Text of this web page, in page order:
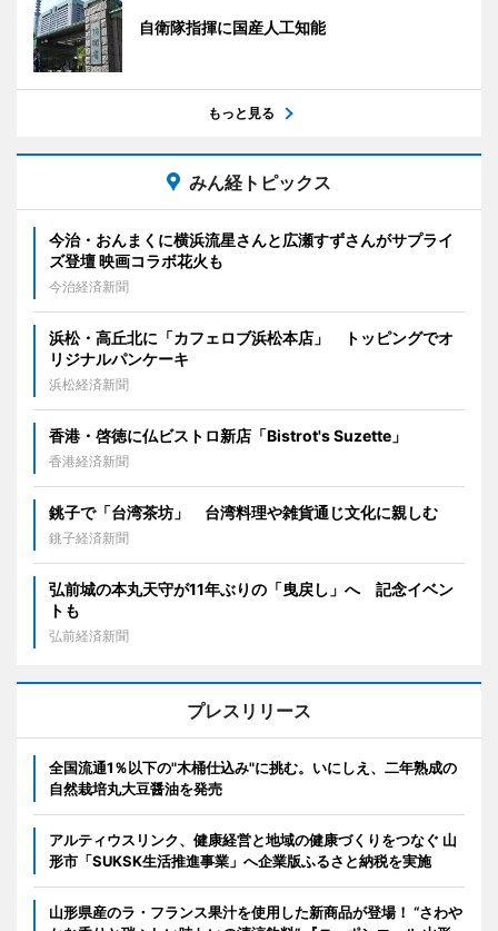
自衛隊指揮に国産人工知能
もっと見る
みん経トピックス
今治・おんまくに横浜流星さんと広瀬すずさんがサプライ
ズ登壇 映画コラボ花火も
今治経済新聞
浜松・高丘北に「カフェロブ浜松本店」 トッピングでオ
リジナルパンケーキ
浜松経済新聞
香港・啓徳に仏ビストロ新店「Bistrot's Suzette」
香港経済新聞
銚子で「台湾茶坊」 台湾料理や雑貨通じ文化に親しむ
銚子経済新聞
弘前城の本丸天守が11年ぶりの「曳戻し」へ 記念イベン
トも
弘前経済新聞
プレスリリース
全国流通1％以下の"木桶仕込み"に挑む。いにしえ、二年熟成の
自然栽培丸大豆醤油を発売
アルティウスリンク、健康経営と地域の健康づくりをつなぐ 山
形市「SUKSK生活推進事業」へ企業版ふるさと納税を実施
山形県産のラ・フランス果汁を使用した新商品が登場！ “さわや